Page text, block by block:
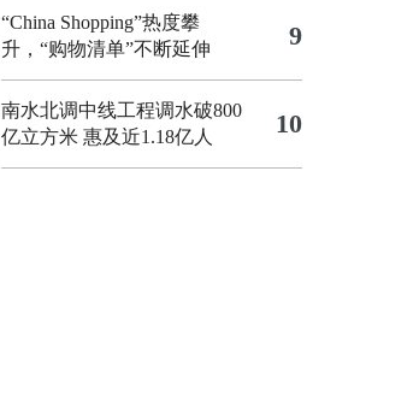
“China Shopping”热度攀
升，“购物清单”不断延伸
9
南水北调中线工程调水破800
亿立方米 惠及近1.18亿人
10